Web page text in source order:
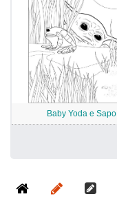
Baby Yoda e Sapo